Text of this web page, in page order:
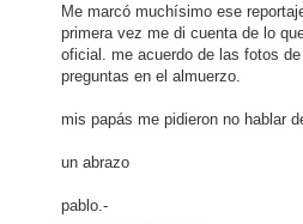
Me marcó muchísimo ese
primera vez me di cuenta de lo
oficial. me acuerdo de las fotos
preguntas en el almuerzo.
mis papás me pidieron no hablar
un abrazo
pablo.-